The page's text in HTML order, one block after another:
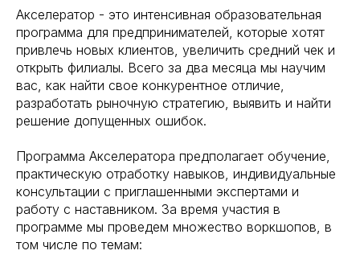
Акселератор - это интенсивная образовательная
программа для предпринимателей, которые хотят
привлечь новых клиентов, увеличить средний чек и
открыть филиалы. Всего за два месяца мы научим
вас, как найти свое конкурентное отличие,
разработать рыночную стратегию, выявить и найти
решение допущенных ошибок.
Программа Акселератора предполагает обучение,
практическую отработку навыков, индивидуальные
консультации с приглашенными экспертами и
работу с наставником. За время участия в
программе мы проведем множество воркшопов, в
том числе по темам: